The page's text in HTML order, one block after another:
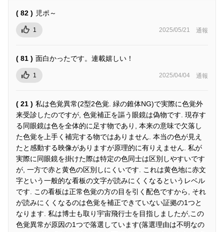
( 82 ) 児ポ～
1 2025/05/21 通報
( 81 ) 面白かったです。連載嬉しい！
1 2025/04/04 通報
( 21 ) 私は色覚異常(2型2色覚. 緑の錐体NG)で実際に色覚外
来受診したのですが, 色覚補正を謳う眼鏡は偽物です. 現存す
る同眼鏡は色を全体的に足す物であり, 本来の意味で欠落し
た色覚を上手く補完する物ではありません. 本当の色が見え
たと感動する映像がありますが原理的に有りえません. 私が
実際に同眼鏡を掛けた際は特定の色同士は区別しやすいです
が, 一方で赤と黄色の区別しにくいです. これは黄色地に赤文
字という一般的な看板の文字が読みにくくなるというレベル
です. この看板は正常色覚の方の目を引く配色ですから, それ
が読みにくくなるのは色覚を補正できていない証拠の1つと
なります. 私は博士も取り宇宙飛行士を目指しましたが,この
色覚異常が原因の1つで落選しています(落選理由は不明なの